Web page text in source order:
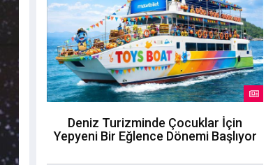
Deniz Turizminde Çocuklar İçin
Yepyeni Bir Eğlence Dönemi Başlıyor